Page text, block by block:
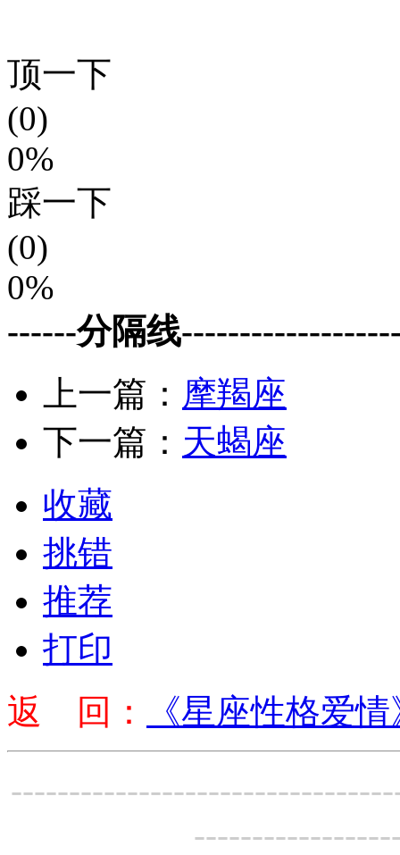
顶一下
(0)
0%
踩一下
(0)
0%
------分隔线
上一篇： 摩羯座
下一篇： 天蝎座
收藏
挑错
推荐
打印
返 回：
《星座性格爱